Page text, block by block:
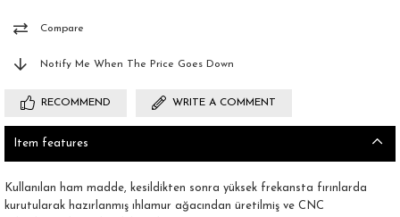
Compare
Notify Me When The Price Goes Down
RECOMMEND WRITE A COMMENT
Item features
Kullanılan ham madde, kesildikten sonra yüksek frekansta fırınlarda
kurutularak hazırlanmış ıhlamur ağacından üretilmiş ve CNC